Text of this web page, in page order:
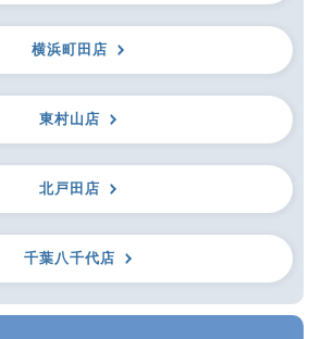
横浜町田店
東村山店
北戸田店
千葉八千代店